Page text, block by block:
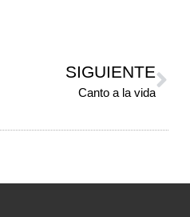
SIGUIENTE
Canto a la vida